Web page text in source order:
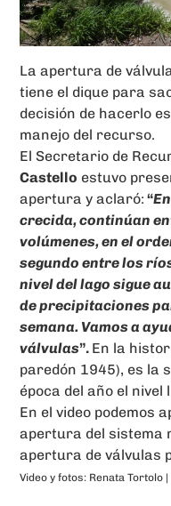
La apertura de
tiene el dique para
decisión de hacerlo
manejo del recurso.
El Secretario de
Castello estuvo
apertura y aclaró: “
crecida, continúan
volúmenes, en el
segundo entre los
nivel del lago sigue
de precipitaciones
semana. Vamos a
válvulas”. En la
paredón 1945), es la
época del año el nivel
En el video podemos
apertura del sistema
apertura de válvulas
Video y fotos: Renata Tortolo